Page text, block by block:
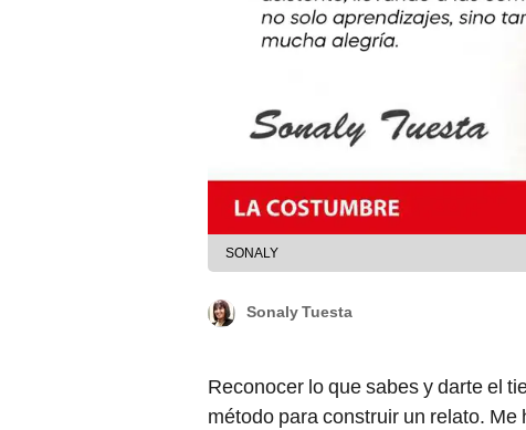
SONALY
Sonaly Tuesta
Reconocer lo que sabes y darte el
método para construir un relato.